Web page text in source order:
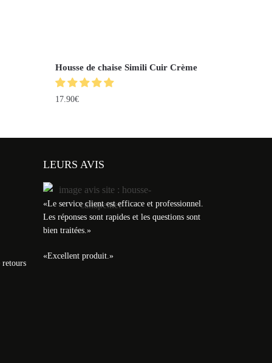
Housse de chaise Simili Cuir Crème
17.90€
retours
LEURS AVIS
«Le service client est efficace et professionnel.
Les réponses sont rapides et les questions sont
bien traitées.»
«Excellent produit.»